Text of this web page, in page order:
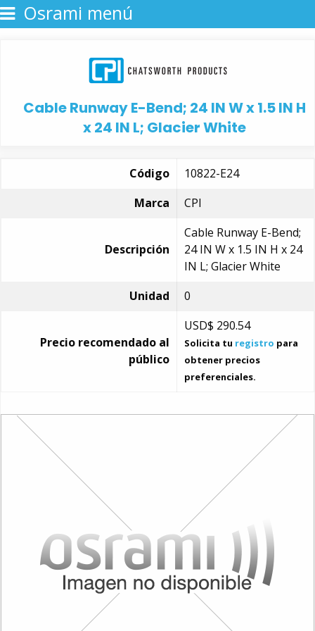
Osrami menú
Cable Runway E-Bend; 24 IN W x 1.5 IN H
x 24 IN L; Glacier White
Código
10822-E24
Marca
CPI
Descripción
Cable Runway E-Bend;
24 IN W x 1.5 IN H x 24
IN L; Glacier White
Unidad
0
Precio recomendado al
público
USD$ 290.54
Solicita tu registro para
obtener precios
preferenciales.